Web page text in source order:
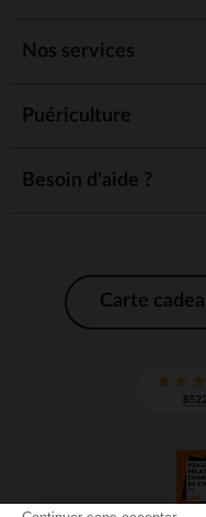
Nos services
Puériculture
Besoin d'aide ?
Carte